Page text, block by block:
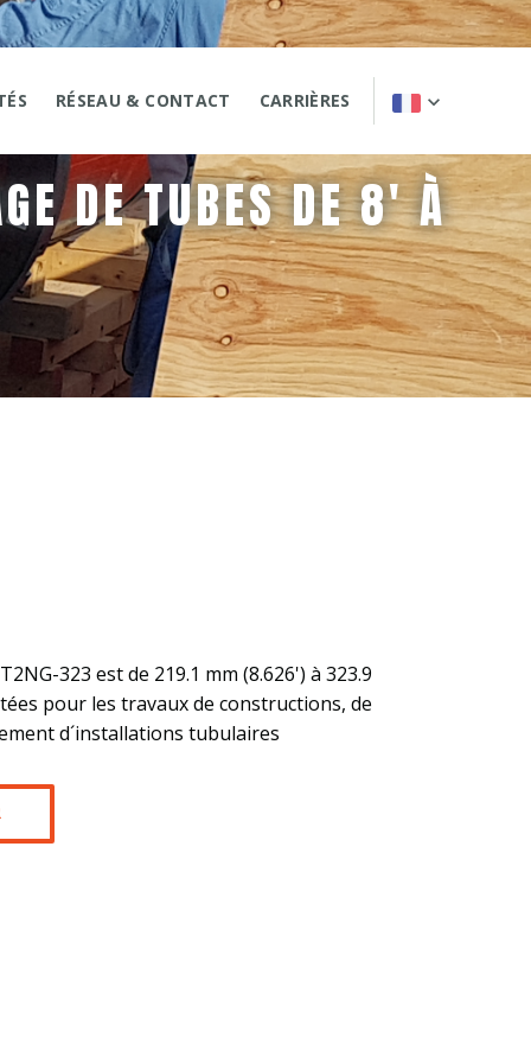
RÉSEAU & CONTACT CARRIÈRES
DE TUBES DE 8' À
323 est de 219.1 mm (8.626') à 323.9
pour les travaux de constructions, de
d´installations tubulaires